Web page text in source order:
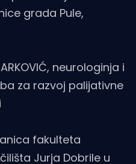
grada Pule,
neurologinja i
za razvoj palijativne
fakulteta
Jurja Dobrile u